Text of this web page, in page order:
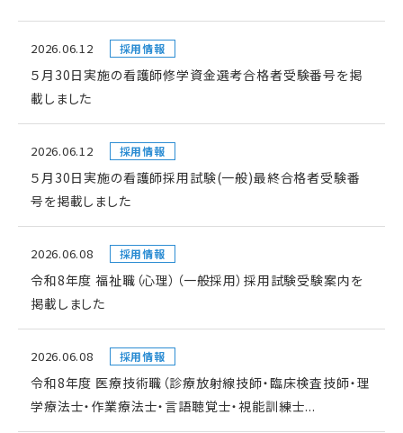
2026.06.12 採用情報
５月30日実施の看護師修学資金選考合格者受験番号を掲
載しました
2026.06.12 採用情報
５月30日実施の看護師採用試験(一般)最終合格者受験番
号を掲載しました
2026.06.08 採用情報
令和8年度 福祉職（心理）（一般採用）採用試験受験案内を
掲載しました
2026.06.08 採用情報
令和8年度 医療技術職（診療放射線技師・臨床検査技師・理
学療法士・作業療法士・言語聴覚士・視能訓練士...